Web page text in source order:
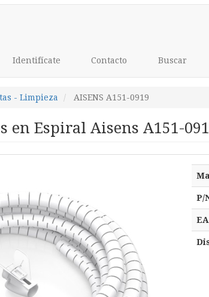
Identifícate Contacto Buscar
- Limpieza AISENS A151-0919
en Espiral Aisens A151-
P/